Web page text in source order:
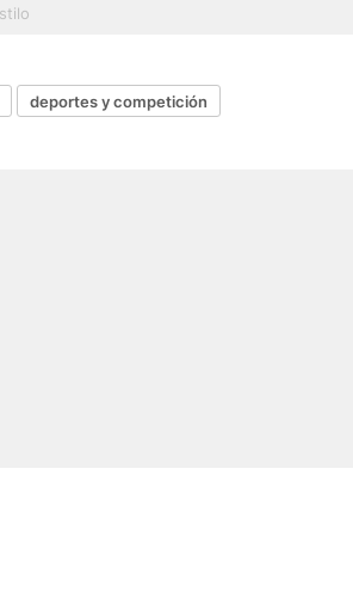
deportes y competición